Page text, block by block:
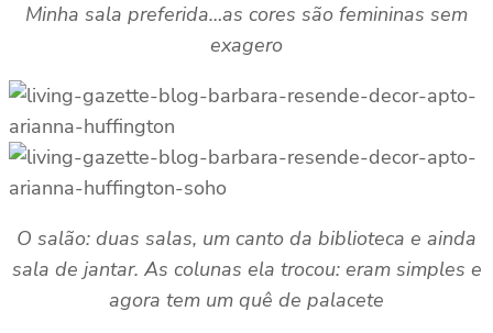
Minha sala preferida…as cores são femininas sem
exagero
O salão: duas salas, um canto da biblioteca e ainda
sala de jantar. As colunas ela trocou: eram simples e
agora tem um quê de palacete